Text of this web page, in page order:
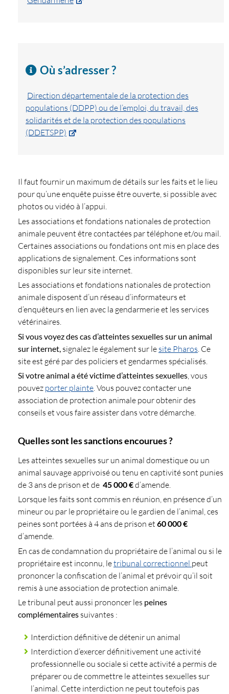
Où s’adresser ?
Direction départementale de la protection des
populations (DDPP) ou de l’emploi, du travail, des
solidarités et de la protection des populations
(DDETSPP)
Il faut fournir un maximum de détails sur les faits et le lieu
pour qu’une enquête puisse être ouverte, si possible avec
photos ou vidéo à l’appui.
Les associations et fondations nationales de protection
animale peuvent être contactées par téléphone et/ou mail.
Certaines associations ou fondations ont mis en place des
applications de signalement. Ces informations sont
disponibles sur leur site internet.
Les associations et fondations nationales de protection
animale disposent d’un réseau d’informateurs et
d’enquêteurs en lien avec la gendarmerie et les services
vétérinaires.
Si vous voyez des cas d’atteintes sexuelles sur un animal
sur internet, signalez le également sur le site Pharos . Ce
site est géré par des policiers et gendarmes spécialisés.
Si votre animal a été victime d’atteintes sexuelles , vous
pouvez porter plainte . Vous pouvez contacter une
association de protection animale pour obtenir des
conseils et vous faire assister dans votre démarche.
Quelles sont les sanctions encourues ?
Les atteintes sexuelles sur un animal domestique ou un
animal sauvage apprivoisé ou tenu en captivité sont punies
de 3 ans de prison et de 45 000 €d’amende.
Lorsque les faits sont commis en réunion, en présence d’un
mineur ou par le propriétaire ou le gardien de l’animal, ces
peines sont portées à 4 ans de prison et 60 000 €
d’amende.
En cas de condamnation du propriétaire de l’animal ou si le
propriétaire est inconnu, letribunal correctionnel peut
prononcer la confiscation de l’animal et prévoir qu’il soit
remis à une association de protection animale.
Le tribunal peut aussi prononcer les peines
complémentaires suivantes :
Interdiction définitive de détenir un animal
Interdiction d’exercer définitivement une activité
professionnelle ou sociale si cette activité a permis de
préparer ou de commettre le atteintes sexuelles sur
l’animal. Cette interdiction ne peut toutefois pas